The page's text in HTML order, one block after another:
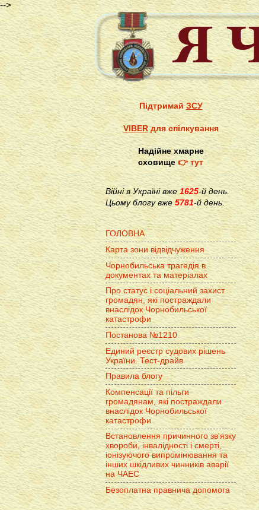
-->
ПідтримайЗСУ
VIBERдля спілкування
Надійне хмарне
сховище👉 тут
Війні в Україні вже1625-й день.
Цьому блогу вже 5781-й день.
ГОЛОВНА
Карта зони відвідчуження
Чорнобильська трагедія в
документах та матеріалах
Про статус і соціальний захист
громадян, які постраждали
внаслідок Чорнобильської
катастрофи
Постанова №1210
Единий реєстр судових рішень
України. Тест-драйв
Правила блогу
Компенсації та пільги
громадянам, які постраждали
внаслідок Чорнобильської
катастрофи
Встановлення причинного зв'язку
хвороби, інвалідності і смерті,
іонізуючого випромінювання та
інших шкідливих чинників аварії
на ЧАЕС
Безоплатна правнича допомога